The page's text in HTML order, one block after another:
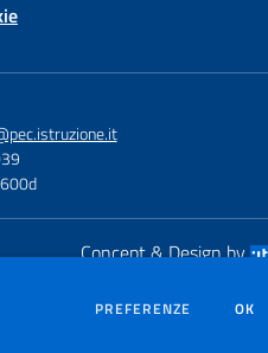
Concept & Design by
PREFERENZE DEI COOKIE
OK